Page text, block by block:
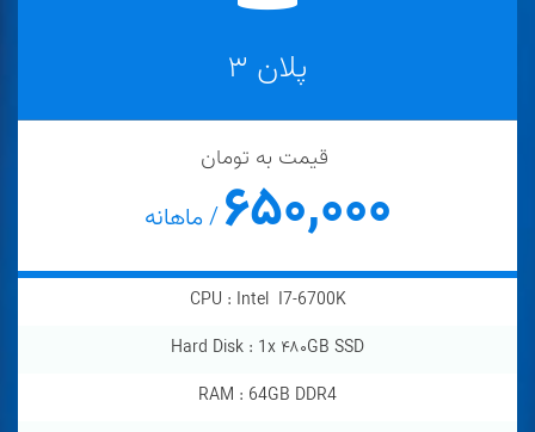
پلان ۳
قیمت به تومان
۶۵۰,۰۰۰ / ماهانه
CPU : Intel I7-6700K
Hard Disk : 1x ۴۸۰GB SSD
RAM : 64GB DDR4